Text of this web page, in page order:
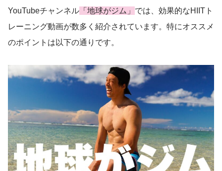
YouTubeチャンネル 「地球がジム」 では、効果的なHIITト
レーニング動画が数多く紹介されています。特にオススメ
のポイントは以下の通りです。